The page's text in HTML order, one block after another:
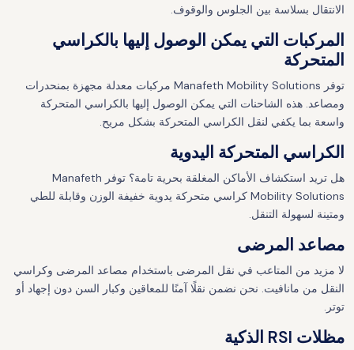
الانتقال بسلاسة بين الجلوس والوقوف.
المركبات التي يمكن الوصول إليها بالكراسي
المتحركة
توفر Manafeth Mobility Solutions مركبات معدلة مجهزة بمنحدرات
ومصاعد. هذه الشاحنات التي يمكن الوصول إليها بالكراسي المتحركة
واسعة بما يكفي لنقل الكراسي المتحركة بشكل مريح.
الكراسي المتحركة اليدوية
هل تريد استكشاف الأماكن المغلقة بحرية تامة؟ توفر Manafeth
Mobility Solutions كراسي متحركة يدوية خفيفة الوزن وقابلة للطي
ومتينة لسهولة التنقل.
مصاعد المرضى
لا مزيد من المتاعب في نقل المرضى باستخدام مصاعد المرضى وكراسي
النقل من مانافيت. نحن نضمن نقلًا آمنًا للمعاقين وكبار السن دون إجهاد أو
توتر.
مظلات RSI الذكية